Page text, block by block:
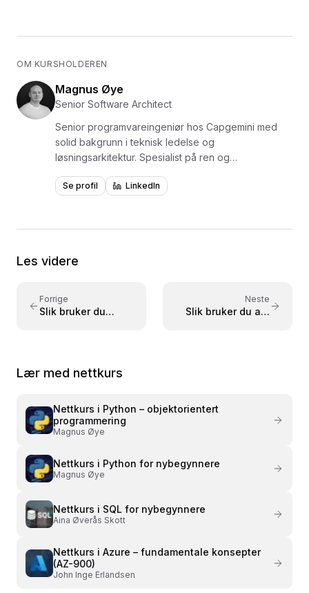
OM KURSHOLDEREN
Magnus Øye
Senior Software Architect
Senior programvareingeniør hos Capgemini med
solid bakgrunn i teknisk ledelse og
løsningsarkitektur. Spesialist på ren og
utvikling av skalerbare, vedlikeholdbare systemer.
lambdas. Kursene gir deg et solid fundament for å
Se profil LinkedIn
Les videre
Forrige
Slik bruker du
Neste
Slik bruker du arv
Lær med nettkurs
Nettkurs i Python – objektorientert
programmering
Magnus Øye
Nettkurs i Python for nybegynnere
Magnus Øye
Nettkurs i SQL for nybegynnere
Aina Øverås Skott
Nettkurs i Azure – fundamentale konsepter
(AZ-900)
John Inge Erlandsen